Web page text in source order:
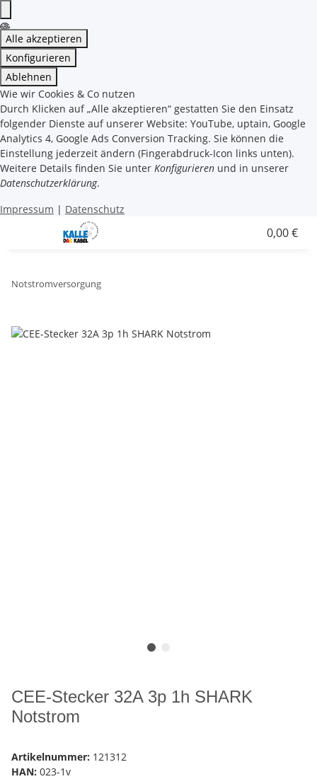
Alle akzeptieren
Konfigurieren
Ablehnen
Wie wir Cookies & Co nutzen
Durch Klicken auf „Alle akzeptieren“ gestatten Sie den Einsatz
folgender Dienste auf unserer Website: YouTube, uptain, Google
Analytics 4, Google Ads Conversion Tracking. Sie können die
Einstellung jederzeit ändern (Fingerabdruck-Icon links unten).
Weitere Details finden Sie unter Konfigurieren und in unserer
Datenschutzerklärung.
Impressum | Datenschutz
0,00 €
Notstromversorgung
CEE-Stecker 32A 3p 1h SHARK
Notstrom
Artikelnummer: 121312
HAN: 023-1v